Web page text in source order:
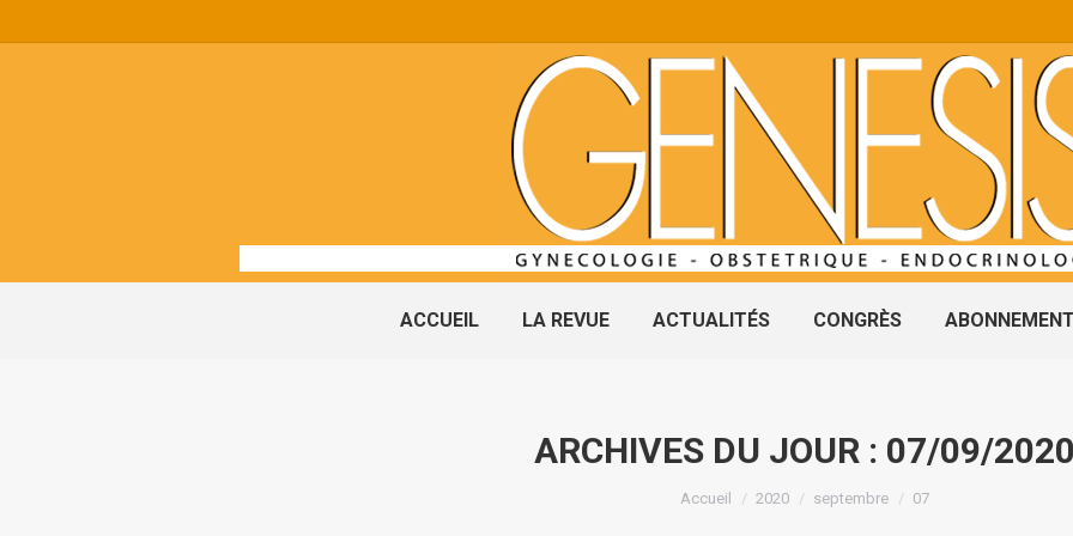
ACCUEIL LA REVUE ACTUALITÉS CONGRÈS ABONNEMENT
ARCHIVES DU JOUR : 07/09/2020
Vous êtes ici :
Accueil 2020 septembre 07